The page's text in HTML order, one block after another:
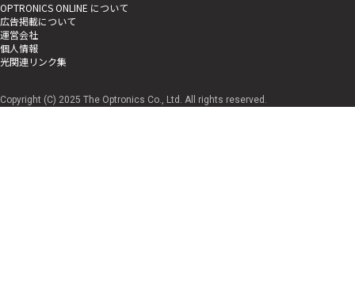
OPTRONICS ONLINE について
広告掲載について
運営会社
個人情報
光関連リンク集
Copyright (C) 2025 The Optronics Co., Ltd. All rights reserved.